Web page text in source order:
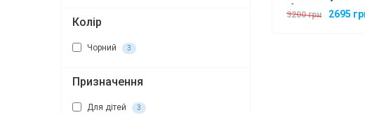
Колір
Чорний 3
Призначення
Для дітей 3
3200 грн 2695